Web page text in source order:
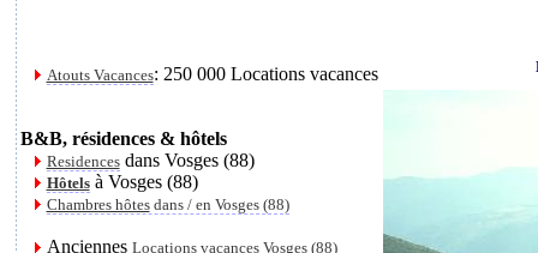
Atouts Vacances: 250 000 Locations vacances
B&B, résidences & hôtels
Residencesdans Vosges (88)
Hôtelsà Vosges (88)
Chambres hôtesdans / en Vosges (88)
Anciennes Locations vacances Vosges (88)